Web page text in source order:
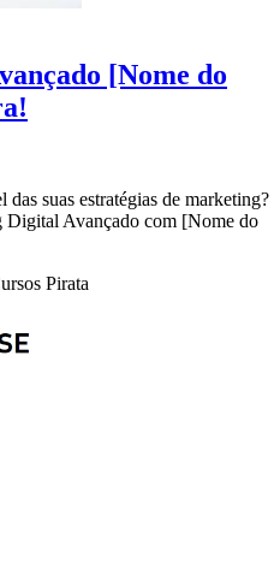
[Nome do
suas estratégias de marketing?
Digital Avançado com [Nome do
Pirata